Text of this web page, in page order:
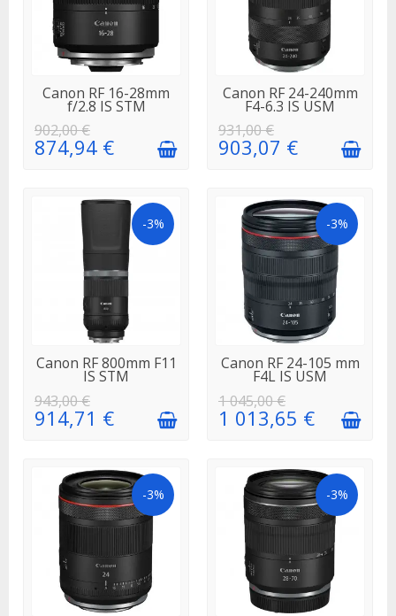
EN STOCK
Canon RF 16-28mm
f/2.8 IS STM
902,00 €
874,94 €
EN STOCK
Canon RF 24-240mm
F4-6.3 IS USM
931,00 €
903,07 €
-3%
EN STOCK
Canon RF 800mm F11
IS STM
943,00 €
914,71 €
-3%
EN STOCK
Canon RF 24-105 mm
F4L IS USM
1 045,00 €
1 013,65 €
-3% -3%